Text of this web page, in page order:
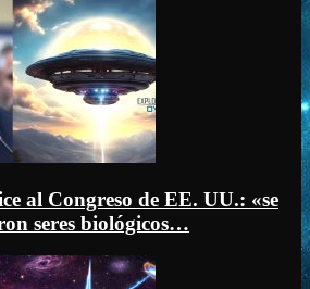
al Congreso de EE. UU.: «se
seres biológicos…